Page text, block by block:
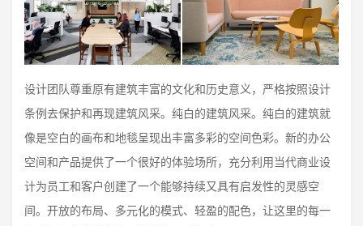
设计团队尊重原有建筑丰富的文化和历史意义，严格按照设计
条例去保护和再现建筑风采。纯白的建筑风采。纯白的建筑就
像是空白的画布和地毯呈现出丰富多彩的空间色彩。新的办公
空间和产品提供了一个很好的体验场所，充分利用当代商业设
计为员工和客户创建了一个能够持续又具有启发性的灵感空
间。开放的布局、多元化的模式、轻盈的配色，让这里的每一